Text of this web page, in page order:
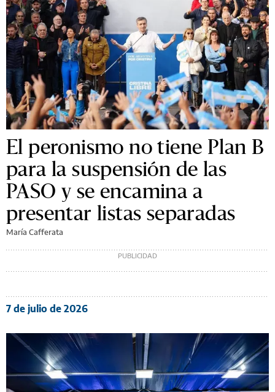
El peronismo no tiene Plan B
para la suspensión de las
PASO y se encamina a
presentar listas separadas
María Cafferata
7 de julio de 2026